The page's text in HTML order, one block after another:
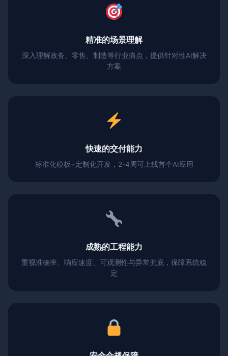
精准的场景理解
深入理解政务、零售、制造等行业痛点，提供针对性AI解决
方案
快速的交付能力
标准化模板+定制化开发，2-4周可上线首个AI应用
成熟的工程能力
重视准确率、响应速度、可观测性与异常兜底，保障系统稳
定